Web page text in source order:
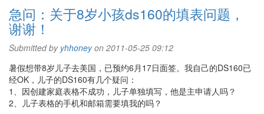
填
错
怎
么
改??
急问：关于8岁小孩ds160的填表问题，
谢谢！
Submitted by yhhoneyon 2011-05-25 09:12
暑假想带8岁儿子去美国，已预约6月17日面签。我自己的DS160已
经OK，儿子的DS160有几个疑问：
1、因创建家庭表格不成功，儿子单独填写，他是主申请人吗？
2、儿子表格的手机和邮箱需要填我的吗？